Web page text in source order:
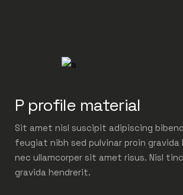
P profile material
Sit amet nisl suscipit adipiscing
feugiat nibh sed pulvinar proin
nec ullamcorper sit amet risus. Nisl
gravida hendrerit.